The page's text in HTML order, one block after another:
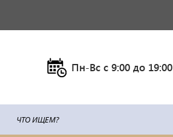
Пн-Вс c 9:00 до 19:00